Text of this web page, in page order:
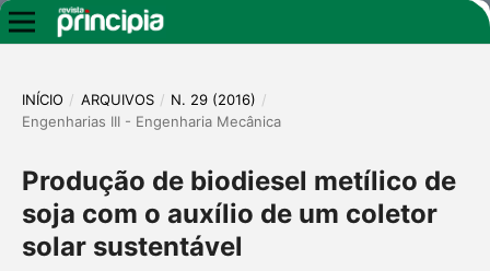
INÍCIO / ARQUIVOS / N. 29 (2016) /
Engenharias III - Engenharia Mecânica
Produção de biodiesel metílico de
soja com o auxílio de um coletor
solar sustentável